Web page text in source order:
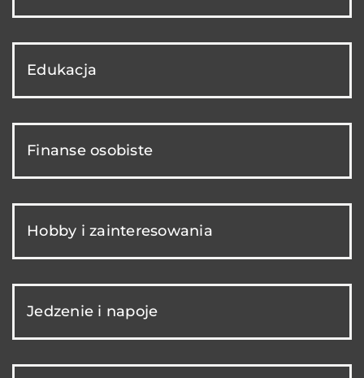
Edukacja
Finanse osobiste
Hobby i zainteresowania
Jedzenie i napoje